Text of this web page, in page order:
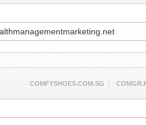
COMFYSHOES.COM.SG